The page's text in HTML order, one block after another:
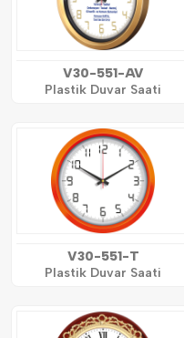
V30-551-AV
Plastik Duvar Saati
V30-551-T
Plastik Duvar Saati